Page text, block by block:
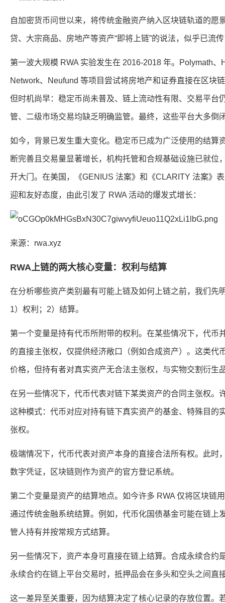
自加密货币问世以来，将传统金融资产纳入区块链轨道的愿
贷、大宗商品、房地产等资产“即将上链”的说法，似乎已流
第一波大规模 RWA 实验发生在 2016-2018 年。Polymath
Network、Neufund 等项目尝试将房地产和证券直接在区块
但时机尚早：稳定币尚未普及、链上流动性有限、交易平台
管、二级市场交易均缺乏明确监管。最终，这些平台大多倒
如今，背景已发生重大变化。稳定币已成为广泛使用的结算
断完善且交易量显著增长，机构托管和合规基础设施已就位
开大门。在美国，《GENIUS 法案》和《CLARITY 法案》
迎和友好态度，由此引发了 RWA 活动的爆发式增长：
来源： rwa.xyz
RWA上链的两大核心变量：权利与结算
在分析哪些资产类别最有可能上链及如何上链之前，我们先
1）权利；2）结算。
第一个变量是持有代币所附带的权利。在某些情况下，代币
的直接主张权，仅提供经济敞口（例如合成资产）。这类代
价格，但持有者对真实资产无合法主张权，与实物交割衍生
在另一些情况下，代币代表对链下某类资产的合同主张权。
这种模式：代币对应对持有链下真实资产的基金、特殊目的
张权。
极端情况下，代币代表对资产本身的直接合法所有权。此时
数字凭证，区块链则作为资产的官方登记系统。
第二个变量是资产的结算地点。如今许多 RWA 仅将区块链
通过传统金融系统结算。例如，代币化国债基金可能在链上
管人持有并按常规方式结算。
另一些情况下，资产本身可直接在链上结算。合成永续合约
永续合约在链上平台交易时，抵押品会在多头和空头之间直
这一差异至关重要，因为结算决定了核心记录的存放位置。